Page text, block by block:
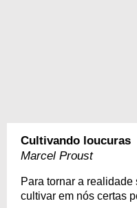
Cultivando loucuras
Marcel Proust
Para tornar a
cultivar em nós certas